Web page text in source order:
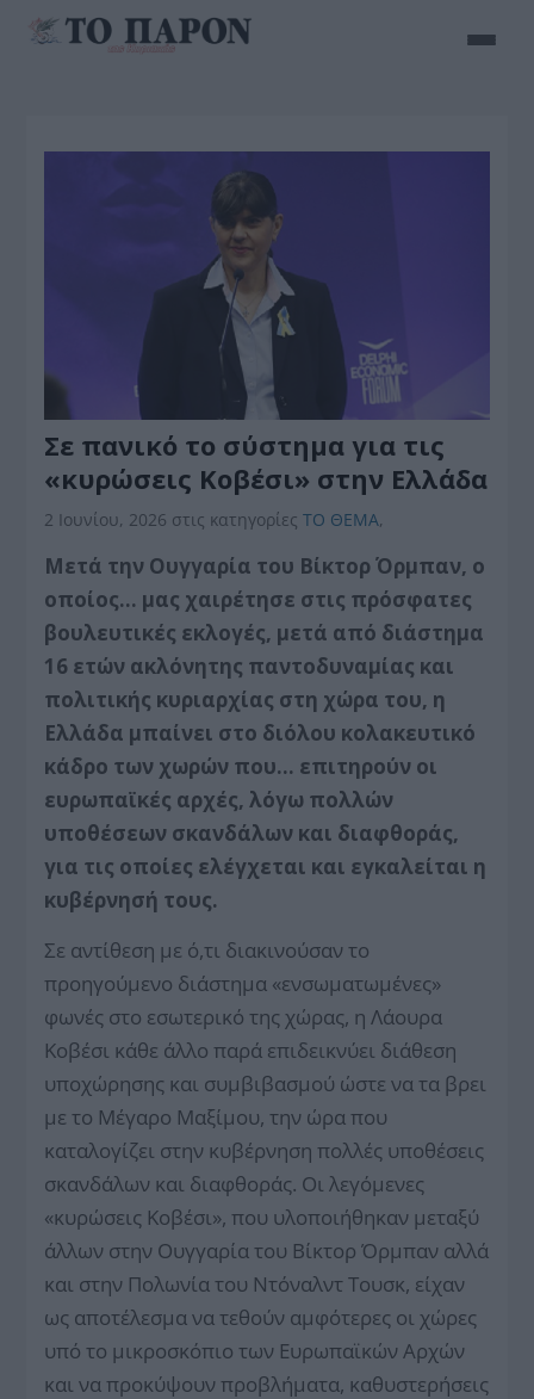
Σε πανικό το σύστημα για τις
«κυρώσεις Κοβέσι» στην Ελλάδα
2 Ιουνίου, 2026 στις κατηγορίεςΤΟ ΘΕΜΑ,
Μετά την Ουγγαρία του Βίκτορ Όρμπαν, ο
οποίος… μας χαιρέτησε στις πρόσφατες
βουλευτικές εκλογές, μετά από διάστημα
16 ετών ακλόνητης παντοδυναμίας και
πολιτικής κυριαρχίας στη χώρα του, η
Ελλάδα μπαίνει στο διόλου κολακευτικό
κάδρο των χωρών που… επιτηρούν οι
ευρωπαϊκές αρχές, λόγω πολλών
υποθέσεων σκανδάλων και διαφθοράς,
για τις οποίες ελέγχεται και εγκαλείται η
κυβέρνησή τους.
Σε αντίθεση με ό,τι διακινούσαν το
προηγούμενο διάστημα «ενσωματωμένες»
φωνές στο εσωτερικό της χώρας, η Λάουρα
Κοβέσι κάθε άλλο παρά επιδεικνύει διάθεση
υποχώρησης και συμβιβασμού ώστε να τα βρει
με το Μέγαρο Μαξίμου, την ώρα που
καταλογίζει στην κυβέρνηση πολλές υποθέσεις
σκανδάλων και διαφθοράς. Οι λεγόμενες
«κυρώσεις Κοβέσι», που υλοποιήθηκαν μεταξύ
άλλων στην Ουγγαρία του Βίκτορ Όρμπαν αλλά
και στην Πολωνία του Ντόναλντ Τουσκ, είχαν
ως αποτέλεσμα να τεθούν αμφότερες οι χώρες
υπό το μικροσκόπιο των Ευρωπαϊκών Αρχών
και να προκύψουν προβλήματα, καθυστερήσεις